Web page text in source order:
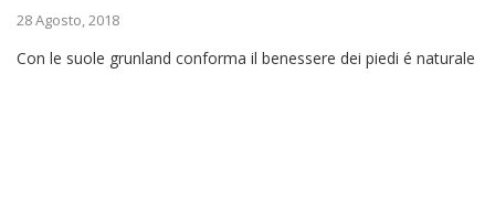
28 Agosto, 2018
Con le suole grunland conforma il benessere dei piedi é naturale